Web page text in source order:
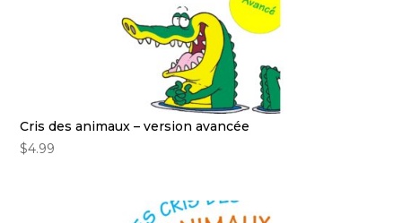
Cris des animaux – version avancée
$4.99